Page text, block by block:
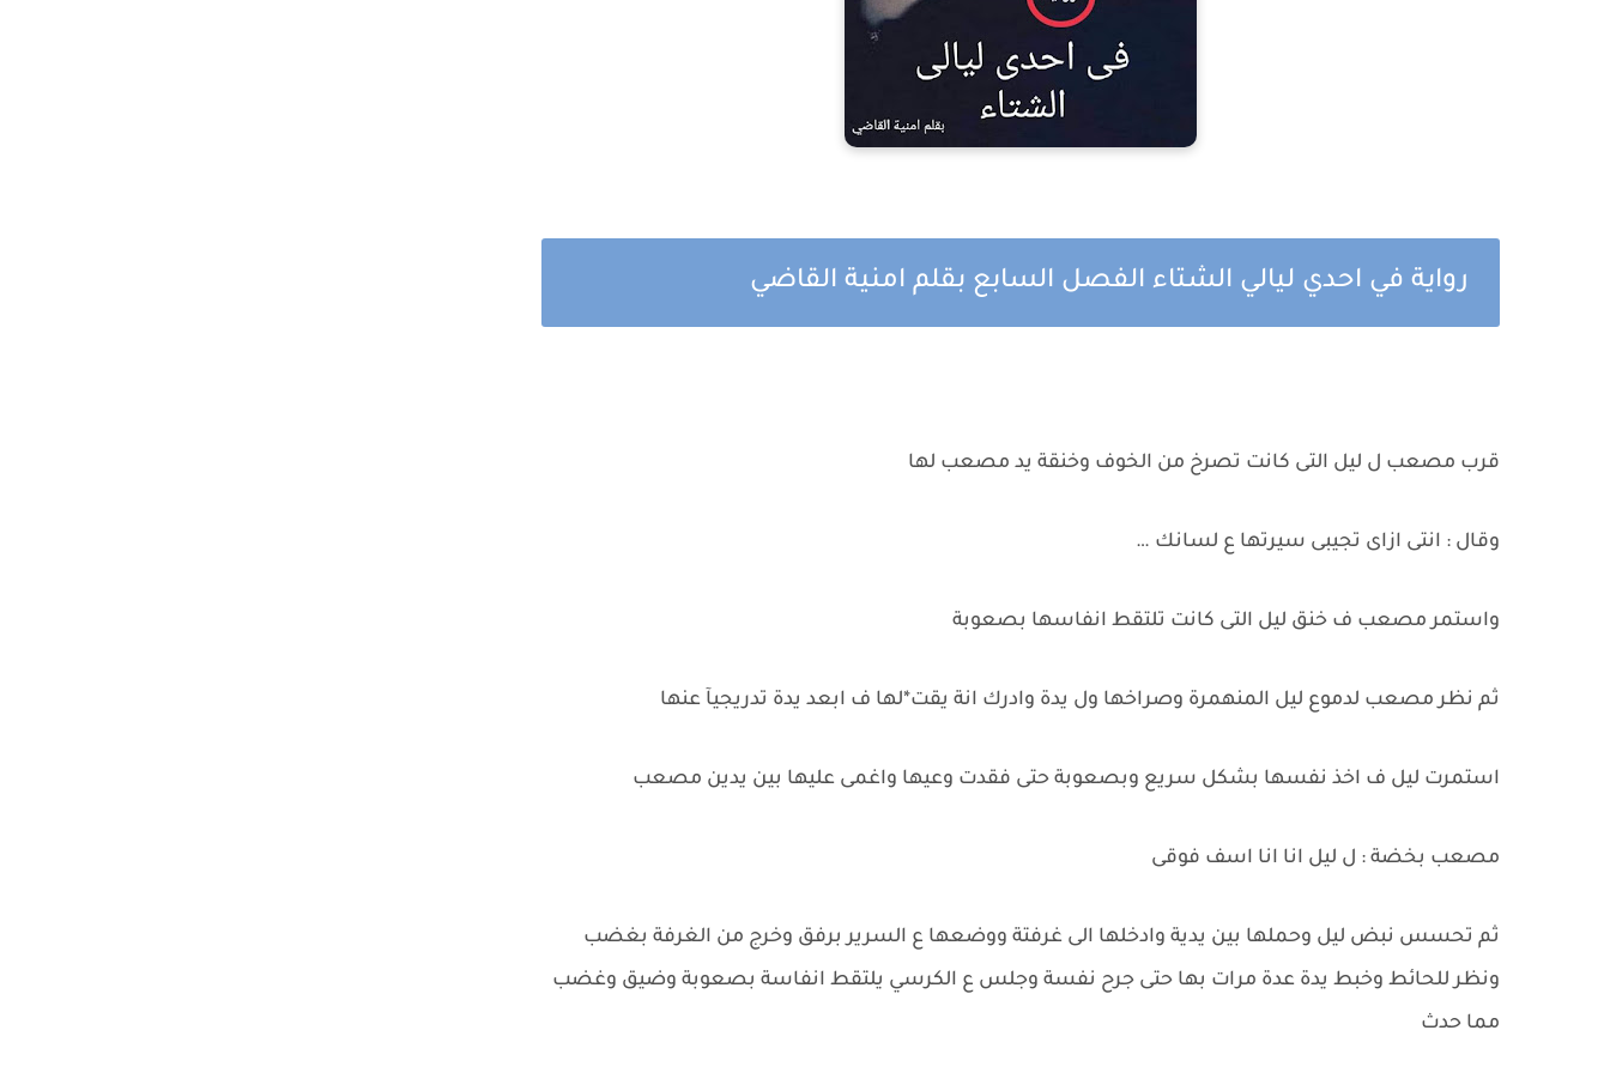
رواية في احدي ليالي الشتاء الفصل السابع بقلم امنية القاضي
قرب مصعب ل ليل التى كانت تصرخ من الخوف وخنقة يد مصعب لها
وقال : انتى ازاى تجيبى سيرتها ع لسانك …
واستمر مصعب ف خنق ليل التى كانت تلتقط انفاسها بصعوبة
ثم نظر مصعب لدموع ليل المنهمرة وصراخها ول يدة وادرك انة يقت*لها ف ابعد يدة تدريجيآ عنها
استمرت ليل ف اخذ نفسها بشكل سريع وبصعوبة حتى فقدت وعيها واغمى عليها بين يدين مصعب
مصعب بخضة : ل ليل انا انا اسف فوقى
ثم تحسس نبض ليل وحملها بين يدية وادخلها الى غرفتة ووضعها ع السرير برفق وخرج من الغرفة بغضب
ونظر للحائط وخبط يدة عدة مرات بها حتى جرح نفسة وجلس ع الكرسي يلتقط انفاسة بصعوبة وضيق وغضب
مما حدث